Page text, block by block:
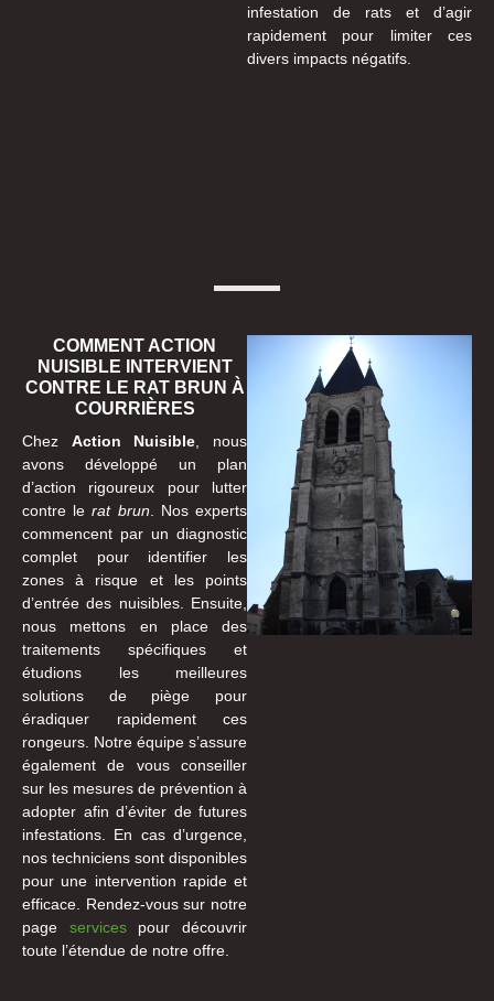
infestation de rats et d’agir
rapidement pour limiter ces
divers impacts négatifs.
COMMENT ACTION
NUISIBLE INTERVIENT
CONTRE LE RAT BRUN À
COURRIÈRES
Chez Action Nuisible , nous
avons développé un plan
d’action rigoureux pour lutter
contre lerat brun . Nos experts
commencent par un diagnostic
complet pour identifier les
zones à risque et les points
d’entrée des nuisibles. Ensuite,
nous mettons en place des
traitements spécifiques et
étudions les meilleures
solutions de piège pour
éradiquer rapidement ces
rongeurs. Notre équipe s’assure
également de vous conseiller
sur les mesures de prévention à
adopter afin d’éviter de futures
infestations. En cas d’urgence,
nos techniciens sont disponibles
pour une intervention rapide et
efficace. Rendez-vous sur notre
page servicespour découvrir
toute l’étendue de notre offre.